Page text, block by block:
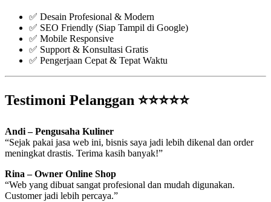
✅ Desain Profesional & Modern
✅ SEO Friendly (Siap Tampil di Google)
✅ Mobile Responsive
✅ Support & Konsultasi Gratis
✅ Pengerjaan Cepat & Tepat Waktu
Testimoni Pelanggan ⭐⭐⭐⭐⭐
Andi – Pengusaha Kuliner
“Sejak pakai jasa web ini, bisnis saya jadi lebih dikenal dan order
meningkat drastis. Terima kasih banyak!”
Rina – Owner Online Shop
“Web yang dibuat sangat profesional dan mudah digunakan.
Customer jadi lebih percaya.”